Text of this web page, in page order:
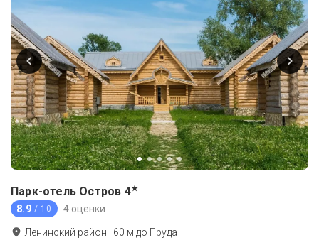
Парк-отель Остров 4★
8.9 / 10 4 оценки
Ленинский район · 60 м до Пруда